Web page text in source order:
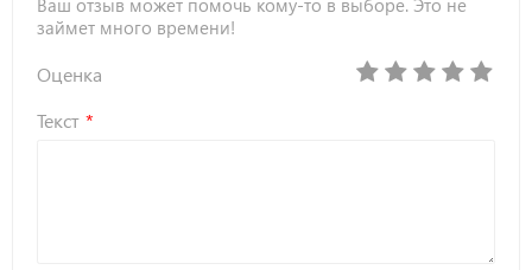
займет много времени!
Оценка
Текст